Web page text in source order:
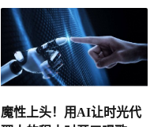
魔性上头！用AI让时光代